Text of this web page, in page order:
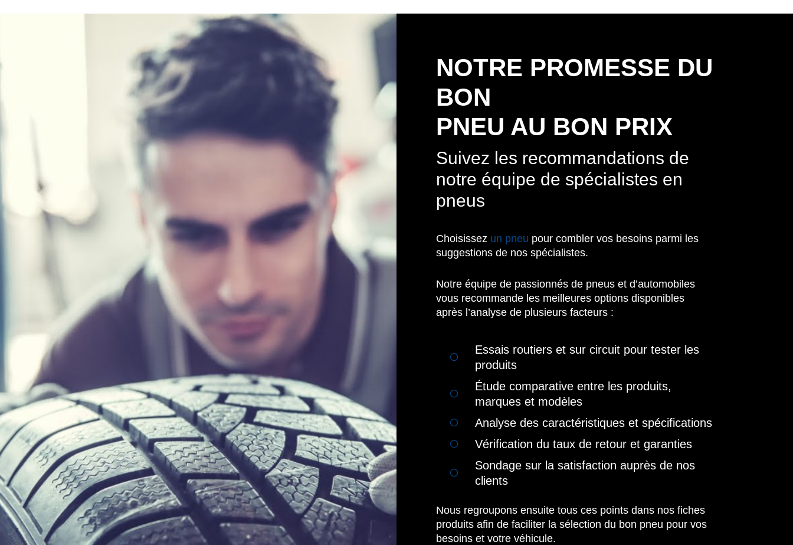
NOTRE PROMESSE DU
BON
PNEU AU BON PRIX
Suivez les recommandations de
notre équipe de spécialistes en
pneus
Choisissez un pneu pour combler vos besoins parmi les
suggestions de nos spécialistes.
Notre équipe de passionnés de pneus et d’automobiles
vous recommande les meilleures options disponibles
après l’analyse de plusieurs facteurs :
Essais routiers et sur circuit pour tester les
produits
Étude comparative entre les produits,
marques et modèles
Analyse des caractéristiques et spécifications
Vérification du taux de retour et garanties
Sondage sur la satisfaction auprès de nos
clients
Nous regroupons ensuite tous ces points dans nos fiches
produits afin de faciliter la sélection du bon pneu pour vos
besoins et votre véhicule.